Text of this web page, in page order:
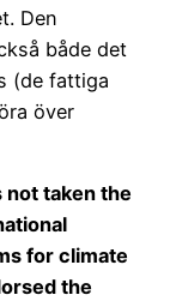
Den
både det
(de fattiga
över
not taken the
for climate
the